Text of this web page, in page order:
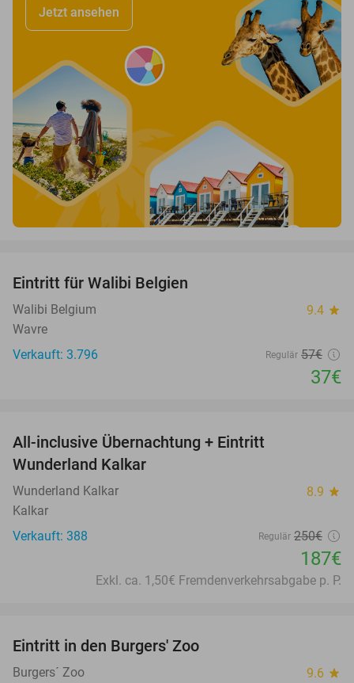
Jetzt ansehen
Eintritt für Walibi Belgien
Walibi Belgium 9.4 star
Wavre
Verkauft: 3.796
Regulär 57€
37€
All-inclusive Übernachtung + Eintritt
Wunderland Kalkar
Wunderland Kalkar 8.9 star
Kalkar
Verkauft: 388
Regulär 250€
187€
Exkl. ca. 1,50€ Fremdenverkehrsabgabe p. P.
Eintritt in den Burgers' Zoo
Burgers´ Zoo 9.6 star